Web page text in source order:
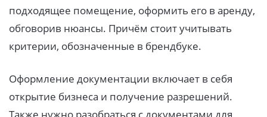
подходящее помещение, оформить его в аренду,
обговорив нюансы. Причём стоит учитывать
критерии, обозначенные в брендбуке.
Оформление документации включает в себя
открытие бизнеса и получение разрешений.